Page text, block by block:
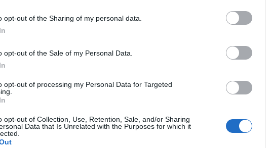
opt-out of the Sharing of my personal data.
opt-out of the Sale of my Personal Data.
opt-out of processing my Personal Data for Targeted
opt-out of Collection, Use, Retention, Sale, and/or Sharing
Data that Is Unrelated with the Purposes for which it
χαρακτηρίσθηκε από μια έντονη
στην αγορά ενέργειας, με καθοριστικούς
τις κυρώσεις της Ε.Ε. στη Ρωσία και την
με την υποτονική παγκόσμια ανάπτυξη
των διεθνών τιμών του πετρελαίου κατά